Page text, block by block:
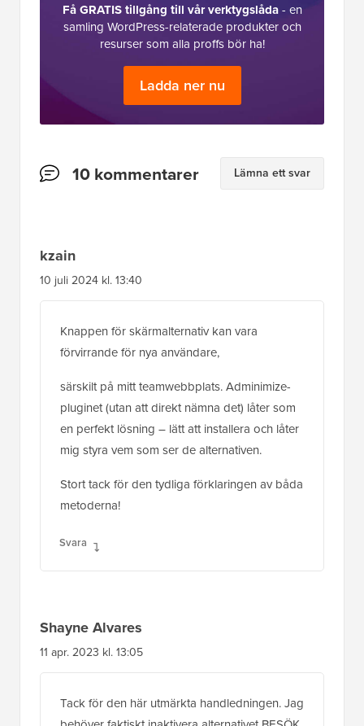
Få GRATIS tillgång till vår verktygslåda- en
samling WordPress-relaterade produkter och
resurser som alla proffs bör ha!
Ladda ner nu
Läsarnas10 kommentarer Lämna ett svar
kzain
10 juli 2024 kl. 13:40
Knappen för skärmalternativ kan vara
förvirrande för nya användare,
särskilt på mitt teamwebbplats. Adminimize-
pluginet (utan att direkt nämna det) låter som
en perfekt lösning – lätt att installera och låter
mig styra vem som ser de alternativen.
Stort tack för den tydliga förklaringen av båda
metoderna!
Svara
Shayne Alvares
11 apr. 2023 kl. 13:05
Tack för den här utmärkta handledningen. Jag